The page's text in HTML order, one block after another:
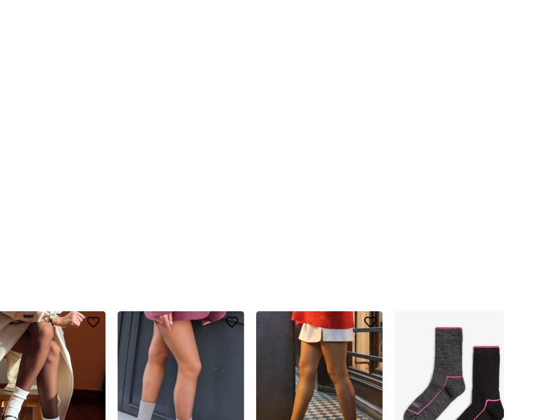
dikkat çeker.
hem de esnekliği artıran özel içerik oranlarıyla üretilmiştir: